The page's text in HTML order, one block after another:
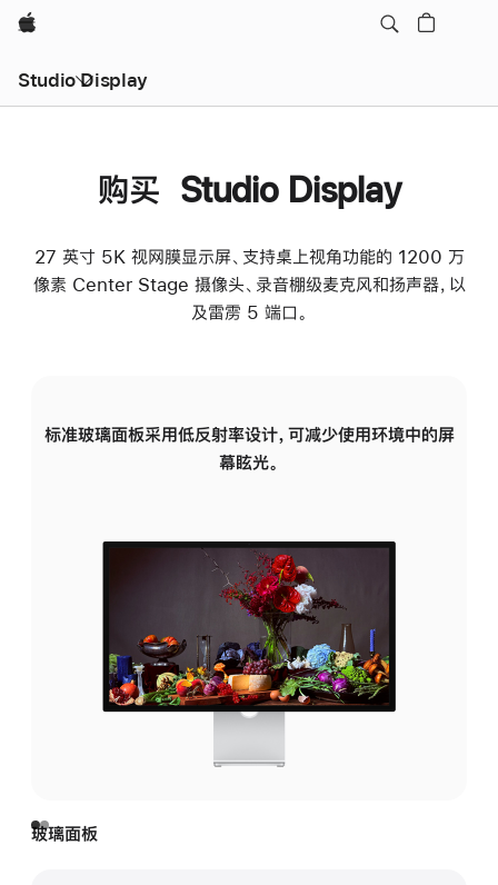
Apple
Studio Display
购买 Studio Display
27 英寸 5K 视网膜显示屏、支持桌上视角功能的 1200 万
像素 Center Stage 摄像头、录音棚级麦克风和扬声器，以
及雷雳 5 端口。
标准玻璃面板采用低反射率设计，可减少使用环境中的屏
幕眩光。
玻璃面板